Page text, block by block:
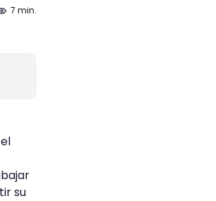
7 min.
su